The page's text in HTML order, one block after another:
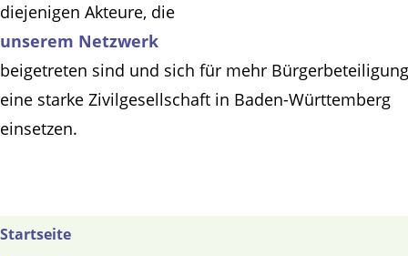
diejenigen Akteure, die
unserem Netzwerk
beigetreten sind und sich für mehr
eine starke Zivilgesellschaft in Baden-Württemberg
einsetzen.
Startseite